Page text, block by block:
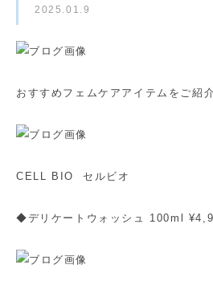
2025.01.9
おすすめフェムケアアイテムをご紹
CELL BIO セルビオ
◆デリケートウォッシュ 100ml